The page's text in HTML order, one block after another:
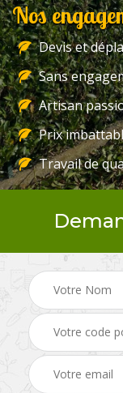
Nos
Devis et
Sans
Artisan
Prix
Travail de